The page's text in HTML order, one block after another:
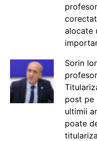
alocate
Sorin
post pe
ultimii
poate